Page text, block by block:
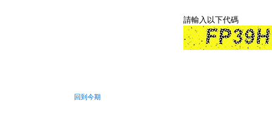
請輸入以下代碼
回到今期